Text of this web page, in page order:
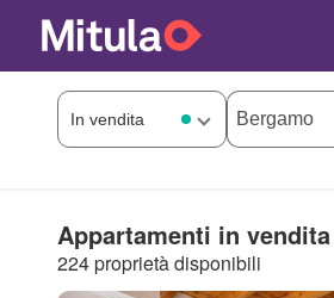
Appartamenti in
224 proprietà disponibili